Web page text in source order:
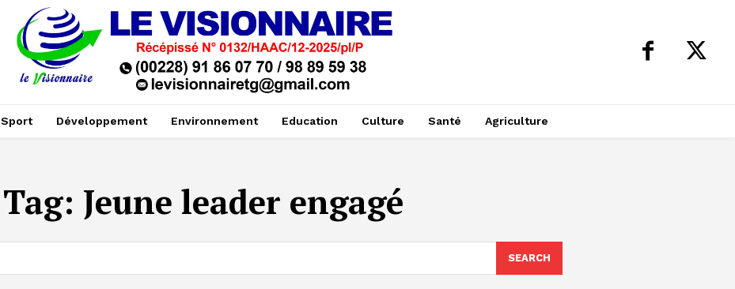
Sport Développement Environnement Education Culture Santé Agriculture
Tag: Jeune leader engagé
SEARCH